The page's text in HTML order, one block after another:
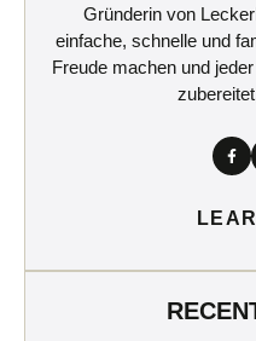
Gründerin von
einfache, schnelle und
Freude machen und